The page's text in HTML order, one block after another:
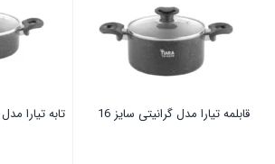
قابلمه تیارا مدل گرانیتی سایز 16 تابه تیارا مدل